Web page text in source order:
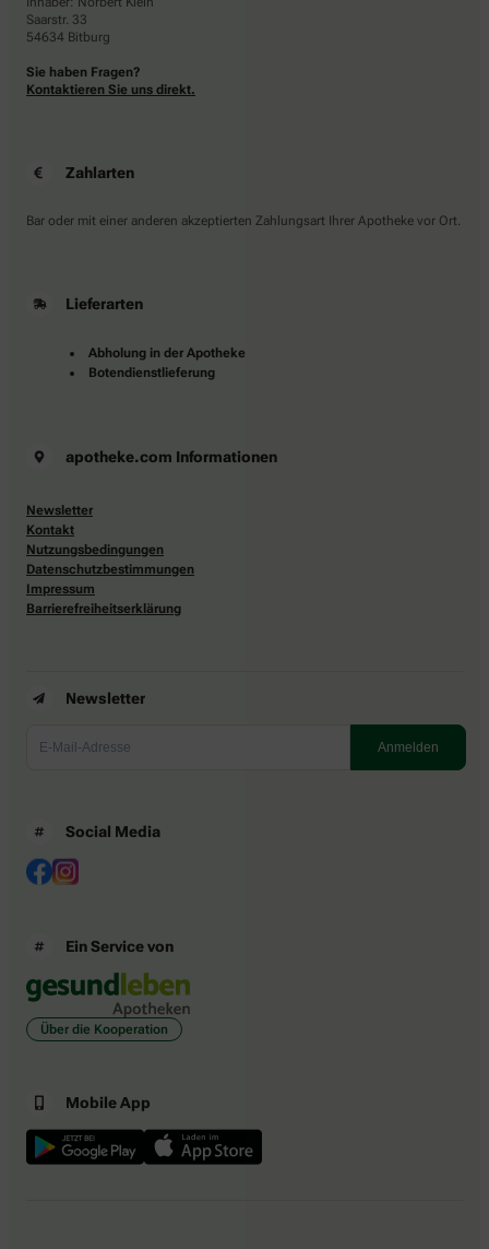
Saarstr. 33
54634 Bitburg
Sie haben Fragen?
Kontaktieren Sie uns direkt.
Zahlarten
Bar oder mit einer anderen akzeptierten Zahlungsart Ihrer Apotheke vor Ort.
Lieferarten
Abholung in der Apotheke
Botendienstlieferung
apotheke.com Informationen
Newsletter
Kontakt
Nutzungsbedingungen
Datenschutzbestimmungen
Impressum
Barrierefreiheitserklärung
Newsletter
Social Media
Ein Service von
Über die Kooperation
Mobile App